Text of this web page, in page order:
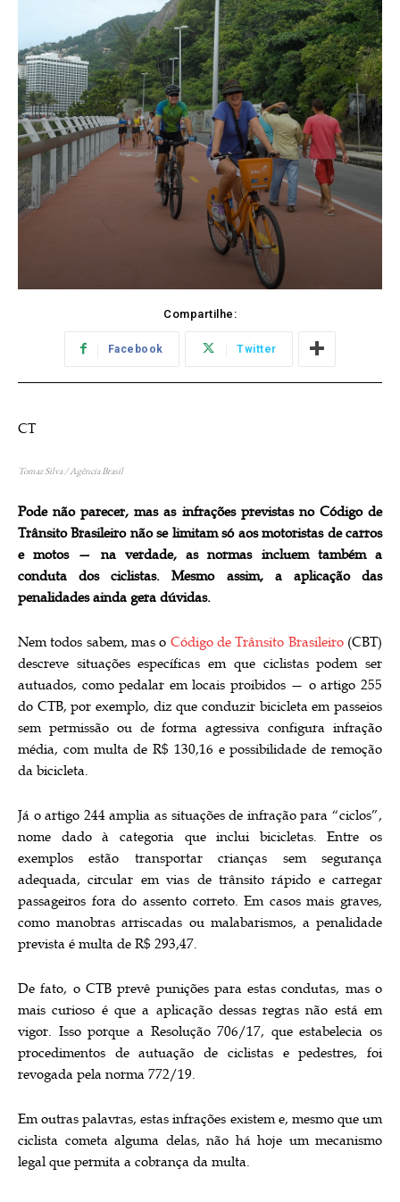
Compartilhe:
Facebook Twitter
CT
Tomaz Silva / Agência Brasil
Pode não parecer, mas as infrações previstas no Código de
Trânsito Brasileiro não se limitam só aos motoristas de carros
e motos — na verdade, as normas incluem também a
conduta dos ciclistas. Mesmo assim, a aplicação das
penalidades ainda gera dúvidas.
Nem todos sabem, mas o Código de Trânsito Brasileiro(CBT)
descreve situações específicas em que ciclistas podem ser
autuados, como pedalar em locais proibidos — o artigo 255
do CTB, por exemplo, diz que conduzir bicicleta em passeios
sem permissão ou de forma agressiva configura infração
média, com multa de R$ 130,16 e possibilidade de remoção
da bicicleta.
Já o artigo 244 amplia as situações de infração para “ciclos”,
nome dado à categoria que inclui bicicletas. Entre os
exemplos estão transportar crianças sem segurança
adequada, circular em vias de trânsito rápido e carregar
passageiros fora do assento correto. Em casos mais graves,
como manobras arriscadas ou malabarismos, a penalidade
prevista é multa de R$ 293,47.
De fato, o CTB prevê punições para estas condutas, mas o
mais curioso é que a aplicação dessas regras não está em
vigor. Isso porque a Resolução 706/17, que estabelecia os
procedimentos de autuação de ciclistas e pedestres, foi
revogada pela norma 772/19.
Em outras palavras, estas infrações existem e, mesmo que um
ciclista cometa alguma delas, não há hoje um mecanismo
legal que permita a cobrança da multa.